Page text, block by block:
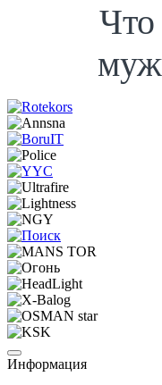
Что
Информация